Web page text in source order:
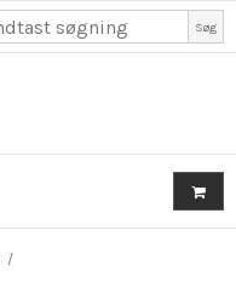
Søg
/